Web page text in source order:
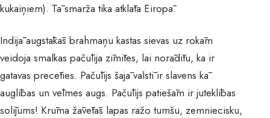
kukaiņiem). Tā smarža tika atklāta Eiropā.
Indijā augstākās brahmaņu kastas sievas uz rokām
veidoja smalkas pačūlija zīmītes, lai norādītu, ka ir
gatavas precēties. Pačūlijs šajā valstī ir slavens kā
auglības un vēlmes augs. Pačūlijs patiešām ir juteklības
solījums! Krūma žāvētās lapas ražo tumšu, zemniecisku,